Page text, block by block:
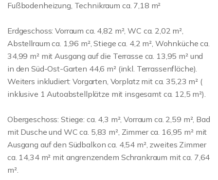
Fußbodenheizung, Technikraum ca. 7,18 m²
Erdgeschoss: Vorraum ca. 4,82 m², WC ca. 2,02 m²,
Abstellraum ca. 1,96 m², Stiege ca. 4,2 m², Wohnküche ca.
34,99 m² mit Ausgang auf die Terrasse ca. 13,95 m² und
in den Süd-Ost-Garten 44,6 m² (inkl. Terrassenfläche).
Weiters inkludiert: Vorgarten, Vorplatz mit ca. 35,23 m² (
inklusive 1 Autoabstellplätze mit insgesamt ca. 12,5 m²).
Obergeschoss: Stiege: ca. 4,3 m², Vorraum ca. 2,59 m², Bad
mit Dusche und WC ca. 5,83 m², Zimmer ca. 16,95 m² mit
Ausgang auf den Südbalkon ca. 4,54 m², zweites Zimmer
ca. 14,34 m² mit angrenzendem Schrankraum mit ca. 7,64
m².